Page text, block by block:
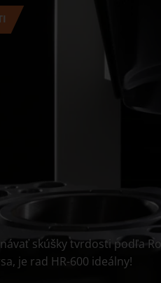
skúšky tvrdosti podľa
je rad HR-600 ideálny!